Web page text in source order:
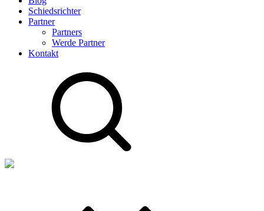
Schiedsrichter
Partner
Partners
Werde Partner
Kontakt